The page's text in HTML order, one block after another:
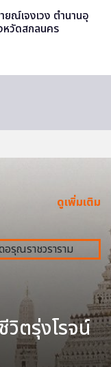
ยณ์เจงเวง ตำนานอุ
หวัดสกลนคร
ดูเพิ่มเติม
วิตรุ่งโรจน์